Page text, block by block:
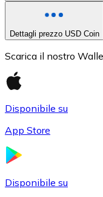
Dettagli prezzo USD Coin
Scarica il nostro
Disponibile su
App Store
Disponibile su